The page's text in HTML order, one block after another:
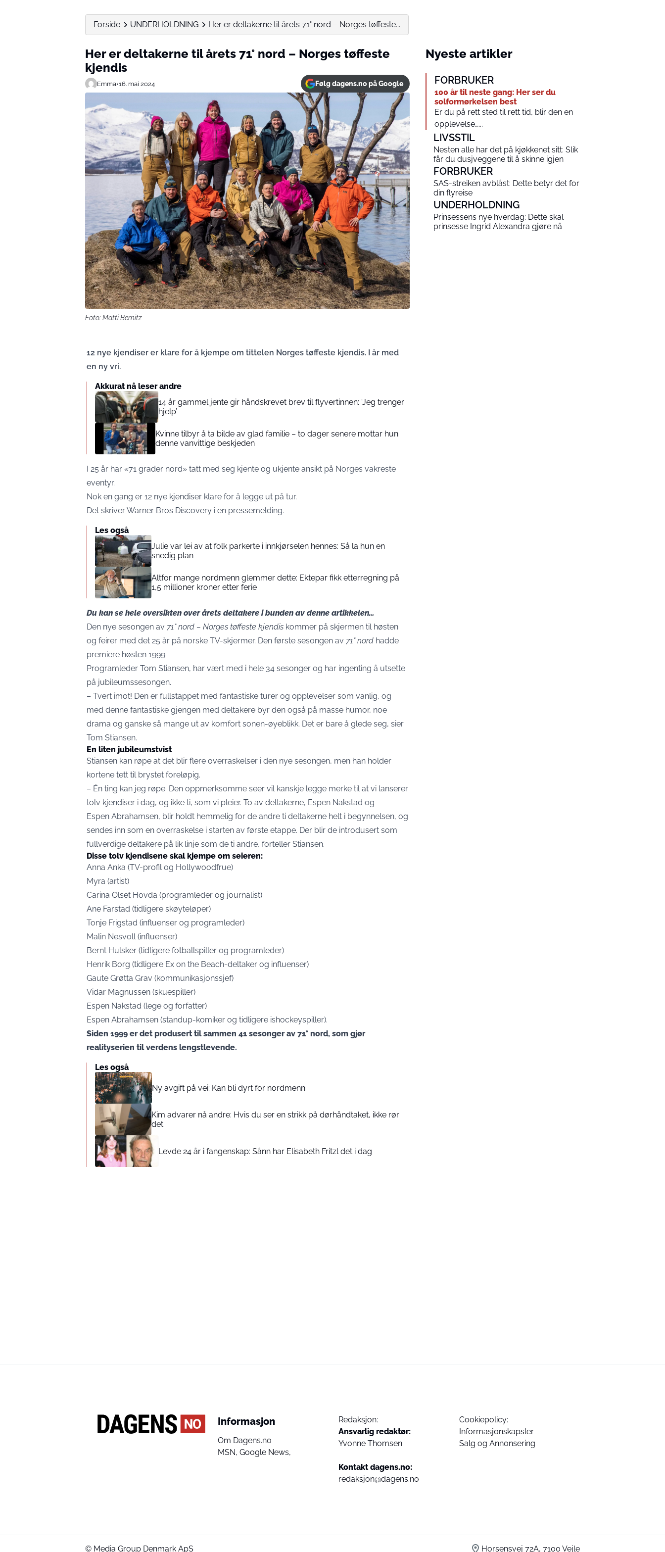
Forside UNDERHOLDNING Her er deltakerne til årets 71° nord – Norges tøffeste...
Her er deltakerne til årets 71° nord – Norges tøffeste
kjendis
Emma•16. mai 2024 Følg dagens.no på Google
Foto: Matti Bernitz
12 nye kjendiser er klare for å kjempe om tittelen Norges tøffeste kjendis. I år med
en ny vri.
Akkurat nå leser andre
14 år gammel jente gir håndskrevet brev til flyvertinnen: ‘Jeg trenger
hjelp’
Kvinne tilbyr å ta bilde av glad familie – to dager senere mottar hun
denne vanvittige beskjeden
I 25 år har «71 grader nord» tatt med seg kjente og ukjente ansikt på Norges vakreste
eventyr.
Nok en gang er 12 nye kjendiser klare for å legge ut på tur.
Det skriver Warner Bros Discovery i en pressemelding.
Les også
Julie var lei av at folk parkerte i innkjørselen hennes: Så la hun en
snedig plan
Altfor mange nordmenn glemmer dette: Ektepar fikk etterregning på
1,5 millioner kroner etter ferie
Du kan se hele oversikten over årets deltakere i bunden av denne artikkelen…
Den nye sesongen av 71° nord – Norges tøffeste kjendis kommer på skjermen til høsten
og feirer med det 25 år på norske TV-skjermer. Den første sesongen av 71° nord hadde
premiere høsten 1999.
Programleder Tom Stiansen, har vært med i hele 34 sesonger og har ingenting å utsette
på jubileumssesongen.
– Tvert imot! Den er fullstappet med fantastiske turer og opplevelser som vanlig, og
med denne fantastiske gjengen med deltakere byr den også på masse humor, noe
drama og ganske så mange ut av komfort sonen-øyeblikk. Det er bare å glede seg, sier
Tom Stiansen.
En liten jubileumstvist
Stiansen kan røpe at det blir flere overraskelser i den nye sesongen, men han holder
kortene tett til brystet foreløpig.
– Én ting kan jeg røpe. Den oppmerksomme seer vil kanskje legge merke til at vi lanserer
tolv kjendiser i dag, og ikke ti, som vi pleier. To av deltakerne, Espen Nakstad og
Espen Abrahamsen, blir holdt hemmelig for de andre ti deltakerne helt i begynnelsen, og
sendes inn som en overraskelse i starten av første etappe. Der blir de introdusert som
fullverdige deltakere på lik linje som de ti andre, forteller Stiansen.
Disse tolv kjendisene skal kjempe om seieren:
Anna Anka (TV-profil og Hollywoodfrue)
Myra (artist)
Carina Olset Hovda (programleder og journalist)
Ane Farstad (tidligere skøyteløper)
Tonje Frigstad (influenser og programleder)
Malin Nesvoll (influenser)
Bernt Hulsker (tidligere fotballspiller og programleder)
Henrik Borg (tidligere Ex on the Beach-deltaker og influenser)
Gaute Grøtta Grav (kommunikasjonssjef)
Vidar Magnussen (skuespiller)
Espen Nakstad (lege og forfatter)
Espen Abrahamsen (standup-komiker og tidligere ishockeyspiller).
Siden 1999 er det produsert til sammen 41 sesonger av 71° nord, som gjør
realityserien til verdens lengstlevende.
Les også
Ny avgift på vei: Kan bli dyrt for nordmenn
Kim advarer nå andre: Hvis du ser en strikk på dørhåndtaket, ikke rør
det
Levde 24 år i fangenskap: Sånn har Elisabeth Fritzl det i dag
Nyeste artikler
FORBRUKER
100 år til neste gang: Her ser du
solformørkelsen best
Er du på rett sted til rett tid, blir den en
opplevelse…...
LIVSSTIL
Nesten alle har det på kjøkkenet sitt: Slik
får du dusjveggene til å skinne igjen
FORBRUKER
SAS-streiken avblåst: Dette betyr det for
din flyreise
UNDERHOLDNING
Prinsessens nye hverdag: Dette skal
prinsesse Ingrid Alexandra gjøre nå
Informasjon
Om Dagens.no
MSN, Google News,
Redaksjon:
Ansvarlig redaktør:
Yvonne Thomsen
Kontakt dagens.no:
redaksjon@dagens.no
Cookiepolicy:
Informasjonskapsler
Salg og Annonsering
© Media Group Denmark ApS Horsensvej 72A, 7100 Vejle